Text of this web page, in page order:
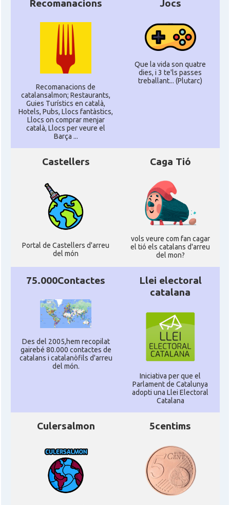
Recomanacions
Recomanacions de
catalansalmon; Restaurants,
Guies Turístics en català,
Hotels, Pubs, Llocs fantàstics,
Llocs on comprar menjar
català, Llocs per veure el
Barça ...
Jocs
Que la vida son quatre
dies, i 3 te'ls passes
treballant... (Plutarc)
Castellers
Portal de Castellers d'arreu
del món
Caga Tió
vols veure com fan cagar
el tió els catalans d'arreu
del mon?
75.000Contactes
Des del 2005,hem recopilat
gairebé 80.000 contactes de
catalans i catalanòfils d'arreu
del món.
Llei electoral
catalana
Iniciativa per que el
Parlament de Catalunya
adopti una Llei Electoral
Catalana
Culersalmon 5centims